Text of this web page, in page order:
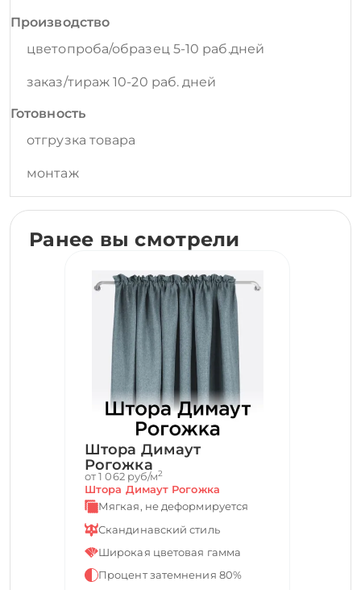
Производство
цветопроба/образец 5-10 раб.дней
заказ/тираж 10-20 раб. дней
Готовность
отгрузка товара
монтаж
Ранее вы смотрели
Штора Димаут
Рогожка
от 1 062 руб/м2
Штора Димаут Рогожка
Мягкая, не деформируется
Скандинавский стиль
Широкая цветовая гамма
Процент затемнения 80%